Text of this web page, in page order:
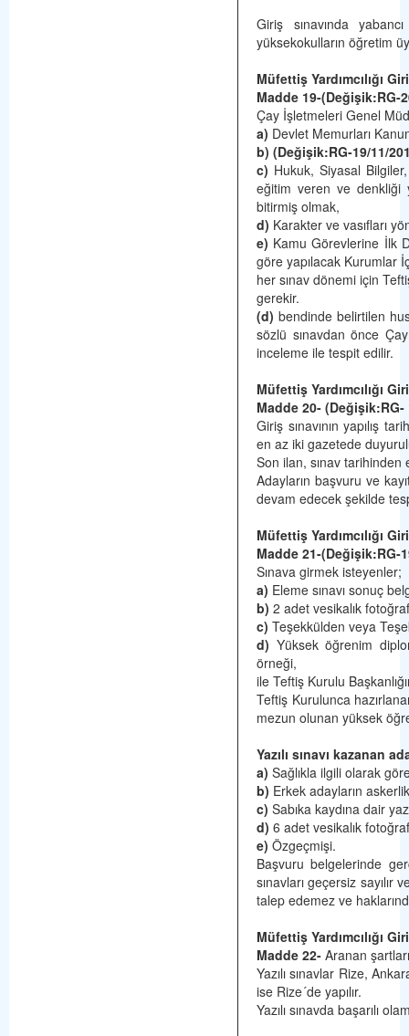
Giriş sınavında
yüksekokulların öğretim
Müfettiş Yardımcılığı
Madde 19-(Değişik:RG-
Çay İşletmeleri Genel
a) Devlet Memurları
b) (Değişik:RG-19/11/
c) Hukuk, Siyasal
eğitim veren ve denkliği
bitirmiş olmak,
d) Karakter ve vasıfları
e) Kamu Görevlerine İlk
göre yapılacak Kurumlar
her sınav dönemi için
gerekir.
(d) bendinde belirtilen
sözlü sınavdan önce
inceleme ile tespit edilir.
Müfettiş Yardımcılığı
Madde 20- (Değişik:RG-
Giriş sınavının yapılış
en az iki gazetede
Son ilan, sınav tarihinden
Adayların başvuru ve
devam edecek şekilde
Müfettiş Yardımcılığı
Madde 21-(Değişik:RG-
Sınava girmek isteyenler;
a) Eleme sınavı sonuç
b) 2 adet vesikalık
c) Teşekkülden veya
d) Yüksek öğrenim
örneği,
ile Teftiş Kurulu
Teftiş Kurulunca
mezun olunan yüksek
Yazılı sınavı kazanan
a) Sağlıkla ilgili olarak
b) Erkek adayların
c) Sabıka kaydına dair
d) 6 adet vesikalık
e) Özgeçmişi.
Başvuru belgelerinde
sınavları geçersiz sayılır
talep edemez ve
Müfettiş Yardımcılığı
Madde 22- Aranan
Yazılı sınavlar Rize,
ise Rize´de yapılır.
Yazılı sınavda başarılı